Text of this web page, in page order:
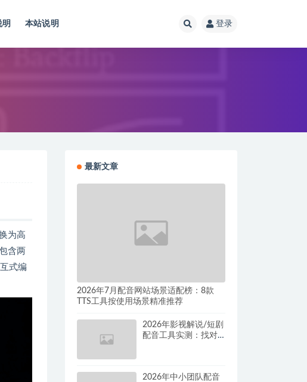
明 本站说明 登录
为高
含两
式编
最新文章
2026年7月配音网站场景适配榜：8款
TTS工具按使用场景精准推荐
2026年影视解说/短剧
配音工具实测：找对
2026年中小团队配音